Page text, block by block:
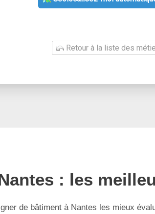
Retour à la liste des
: les
de bâtiment à Nantes les mieux